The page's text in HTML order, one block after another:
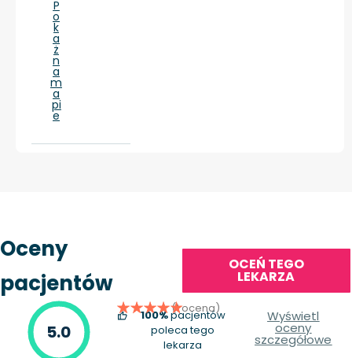
P
o
k
a
ż
n
a
m
a
pi
e
Oceny
pacjentów
OCEŃ TEGO
LEKARZA
5.0
(1 ocena)
100%pacjentów
poleca tego
lekarza
Wyświetl
oceny
szczegółowe